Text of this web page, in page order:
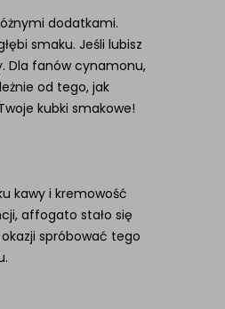
dodatkami.
smaku. Jeśli lubisz
Dla fanów cynamonu,
od tego, jak
kubki smakowe!
kawy i kremowość
affogato stało się
spróbować tego